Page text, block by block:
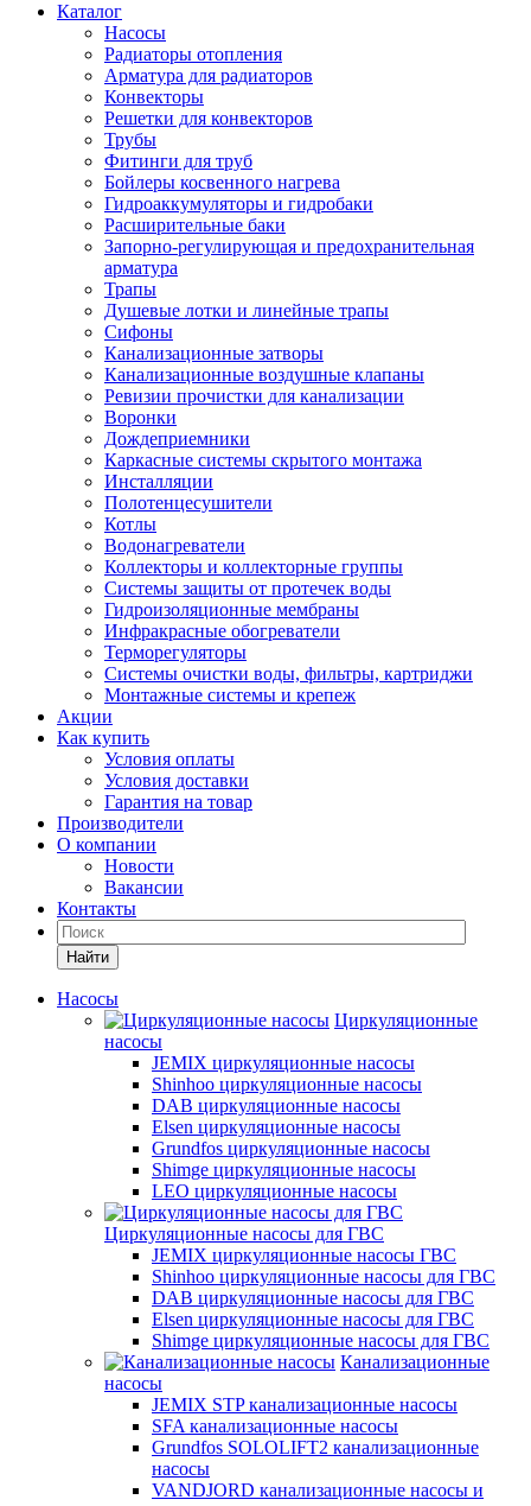
Каталог
Насосы
Радиаторы отопления
Арматура для радиаторов
Конвекторы
Решетки для конвекторов
Трубы
Фитинги для труб
Бойлеры косвенного нагрева
Гидроаккумуляторы и гидробаки
Расширительные баки
Запорно-регулирующая и предохранительная
арматура
Трапы
Душевые лотки и линейные трапы
Сифоны
Канализационные затворы
Канализационные воздушные клапаны
Ревизии прочистки для канализации
Воронки
Дождеприемники
Каркасные системы скрытого монтажа
Инсталляции
Полотенцесушители
Котлы
Водонагреватели
Коллекторы и коллекторные группы
Системы защиты от протечек воды
Гидроизоляционные мембраны
Инфракрасные обогреватели
Терморегуляторы
Системы очистки воды, фильтры, картриджи
Монтажные системы и крепеж
Акции
Как купить
Условия оплаты
Условия доставки
Гарантия на товар
Производители
О компании
Новости
Вакансии
Контакты
Найти
Насосы
Циркуляционные
насосы
JEMIX циркуляционные насосы
Shinhoo циркуляционные насосы
DAB циркуляционные насосы
Elsen циркуляционные насосы
Grundfos циркуляционные насосы
Shimge циркуляционные насосы
LEO циркуляционные насосы
Циркуляционные насосы для ГВС
JEMIX циркуляционные насосы ГВС
Shinhoo циркуляционные насосы для ГВС
DAB циркуляционные насосы для ГВС
Elsen циркуляционные насосы для ГВС
Shimge циркуляционные насосы для ГВС
Канализационные
насосы
JEMIX STP канализационные насосы
SFA канализационные насосы
Grundfos SOLOLIFT2 канализационные
насосы
VANDJORD канализационные насосы и